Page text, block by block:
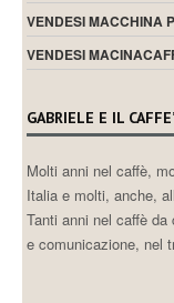
VENDESI MACCHINA
VENDESI
GABRIELE E IL CAFFE’
Molti anni nel caffè,
Italia e molti, anche,
Tanti anni nel caffè
e comunicazione, nel